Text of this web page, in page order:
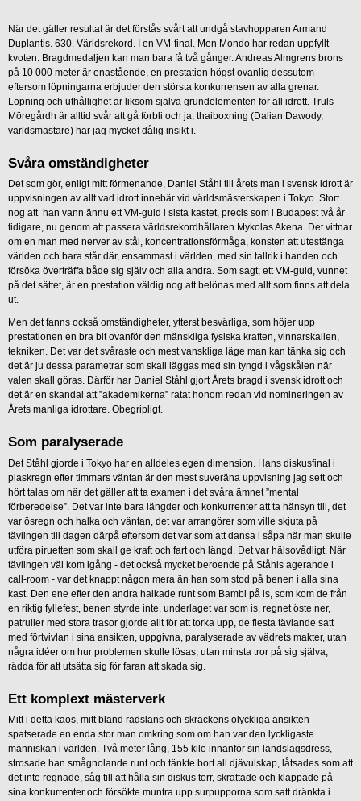
När det gäller resultat är det förstås svårt att undgå stavhopparen Armand
Duplantis. 630. Världsrekord. I en VM-final. Men Mondo har redan uppfyllt
kvoten. Bragdmedaljen kan man bara få två gånger. Andreas Almgrens brons
på 10 000 meter är enastående, en prestation högst ovanlig dessutom
eftersom löpningarna erbjuder den största konkurrensen av alla grenar.
Löpning och uthållighet är liksom själva grundelementen för all idrott. Truls
Möregårdh är alltid svår att gå förbli och ja, thaiboxning (Dalian Dawody,
världsmästare) har jag mycket dålig insikt i.
Svåra omständigheter
Det som gör, enligt mitt förmenande, Daniel Ståhl till årets man i svensk idrott är
uppvisningen av allt vad idrott innebär vid världsmästerskapen i Tokyo. Stort
nog att han vann ännu ett VM-guld i sista kastet, precis som i Budapest två år
tidigare, nu genom att passera världsrekordhållaren Mykolas Akena. Det vittnar
om en man med nerver av stål, koncentrationsförmåga, konsten att utestänga
världen och bara står där, ensammast i världen, med sin tallrik i handen och
försöka överträffa både sig själv och alla andra. Som sagt; ett VM-guld, vunnet
på det sättet, är en prestation väldig nog att belönas med allt som finns att dela
ut.
Men det fanns också omständigheter, ytterst besvärliga, som höjer upp
prestationen en bra bit ovanför den mänskliga fysiska kraften, vinnarskallen,
tekniken. Det var det svåraste och mest vanskliga läge man kan tänka sig och
det är ju dessa parametrar som skall läggas med sin tyngd i vågskålen när
valen skall göras. Därför har Daniel Ståhl gjort Årets bragd i svensk idrott och
det är en skandal att ”akademikerna” ratat honom redan vid nomineringen av
Årets manliga idrottare. Obegripligt.
Som paralyserade
Det Ståhl gjorde i Tokyo har en alldeles egen dimension. Hans diskusfinal i
plaskregn efter timmars väntan är den mest suveräna uppvisning jag sett och
hört talas om när det gäller att ta examen i det svåra ämnet ”mental
förberedelse”. Det var inte bara längder och konkurrenter att ta hänsyn till, det
var ösregn och halka och väntan, det var arrangörer som ville skjuta på
tävlingen till dagen därpå eftersom det var som att dansa i såpa när man skulle
utföra piruetten som skall ge kraft och fart och längd. Det var hälsovådligt. När
tävlingen väl kom igång - det också mycket beroende på Ståhls agerande i
call-room - var det knappt någon mera än han som stod på benen i alla sina
kast. Den ene efter den andra halkade runt som Bambi på is, som kom de från
en riktig fyllefest, benen styrde inte, underlaget var som is, regnet öste ner,
patruller med stora trasor gjorde allt för att torka upp, de flesta tävlande satt
med förtvivlan i sina ansikten, uppgivna, paralyserade av vädrets makter, utan
några idéer om hur problemen skulle lösas, utan minsta tror på sig själva,
rädda för att utsätta sig för faran att skada sig.
Ett komplext mästerverk
Mitt i detta kaos, mitt bland rädslans och skräckens olyckliga ansikten
spatserade en enda stor man omkring som om han var den lyckligaste
människan i världen. Två meter lång, 155 kilo innanför sin landslagsdress,
strosade han smågnolande runt och tänkte bort all djävulskap, låtsades som att
det inte regnade, såg till att hålla sin diskus torr, skrattade och klappade på
sina konkurrenter och försökte muntra upp surpupporna som satt dränkta i